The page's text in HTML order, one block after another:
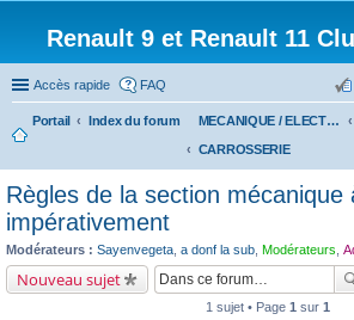
Renault 9 et Renault 11
Accès rapide FAQ
Portail Index du forum
MECANIQUE / ELECTRICITE
CARROSSERIE
Règles de la section mécanique
impérativement
Modérateurs : Sayenvegeta a donf la sub Modérateurs
Nouveau sujet
1 sujet • Page 1 sur 1